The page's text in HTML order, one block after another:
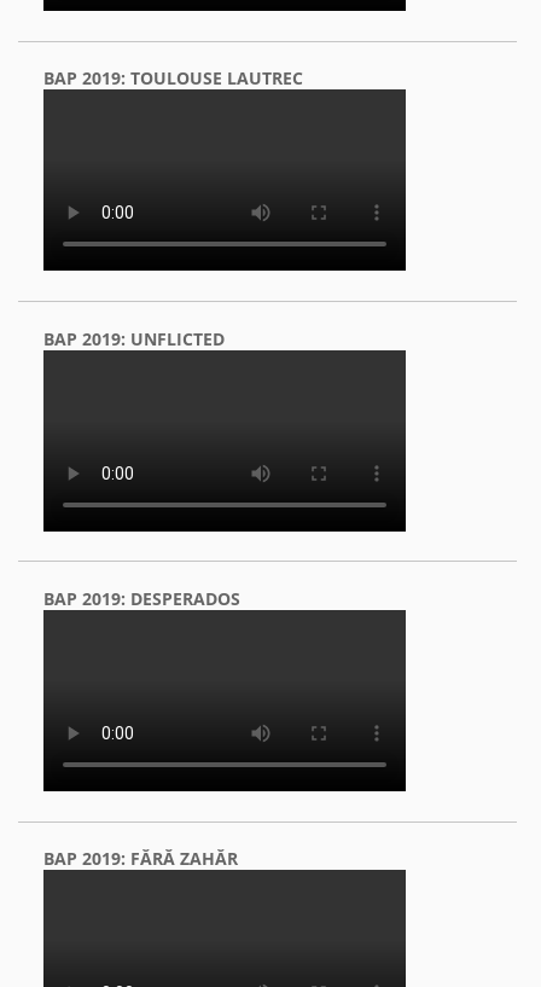
BAP 2019: TOULOUSE LAUTREC
BAP 2019: UNFLICTED
BAP 2019: DESPERADOS
BAP 2019: FĂRĂ ZAHĂR